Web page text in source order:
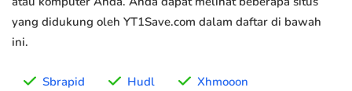
yang didukung oleh YT1Save.com dalam daftar di bawah
ini.
Sbrapid Hudl Xhmooon